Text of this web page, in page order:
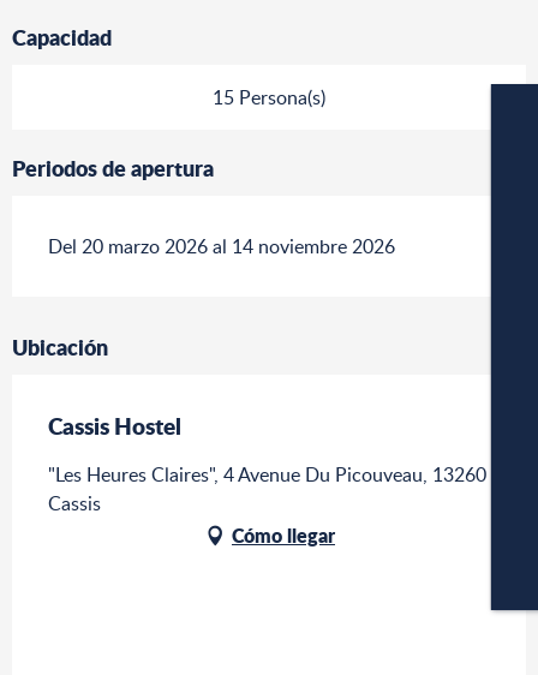
Capacidad
15 Persona(s)
Periodos de apertura
Del 20 marzo 2026 al 14 noviembre 2026
Ubicación
Cassis Hostel
"Les Heures Claires", 4 Avenue Du Picouveau, 13260
Cassis
Cómo llegar